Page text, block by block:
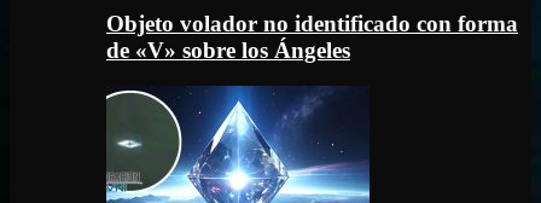
Objeto volador no identificado con forma
de «V» sobre los Ángeles